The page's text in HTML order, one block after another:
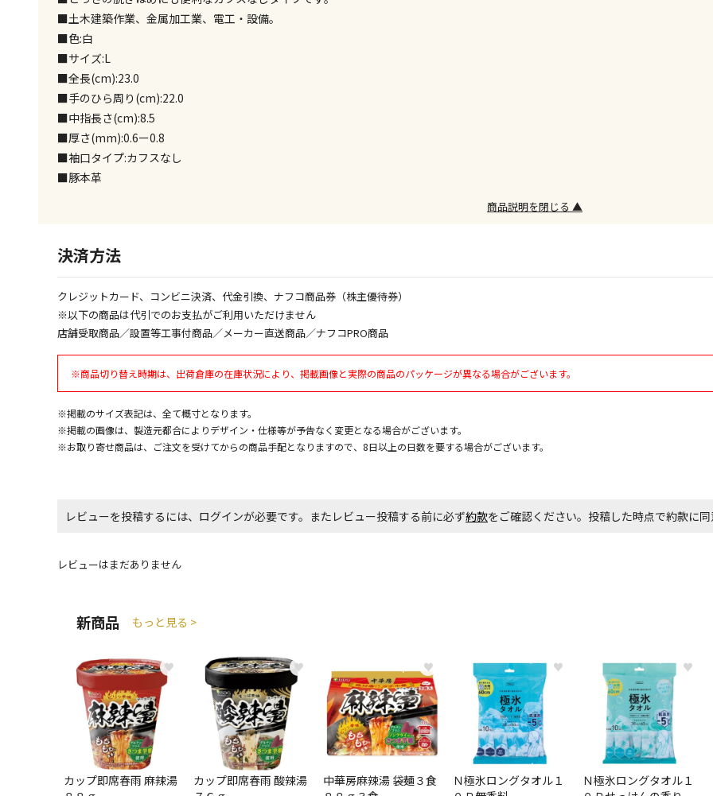
商品購入個数
■土木建築作業、金属加工業、電工・設備。
■色:白
■サイズ:L
■全長(cm):23.0
■手のひら周り(cm):22.0
■中指長さ(cm):8.5
■厚さ(mm):0.6ー0.8
■袖口タイプ:カフスなし
■豚本革
商品説明を閉じる ▲
決済方法
クレジットカード、コンビニ決済、代金引換、ナフコ商品券（株主優待券）
※以下の商品は代引でのお支払がご利用いただけません
店舗受取商品／設置等工事付商品／メーカー直送商品／ナフコPRO商品
※商品切り替え時期は、出荷倉庫の在庫状況により、掲載画像と実際の商品のパッケージが異なる場合がございます。
※掲載のサイズ表記は、全て概寸となります。
※掲載の画像は、製造元都合によりデザイン・仕様等が予告なく変更となる場合がございます。
※お取り寄せ商品は、ご注文を受けてからの商品手配となりますので、8日以上の日数を要する場合がございます。
レビューを投稿するには、ログインが必要です。またレビュー投稿する前に必ず約款をご確認ください。投稿した時点で約款
レビューはまだありません
新商品 もっと見る >
♥
カップ即席春雨 麻辣湯
♥
カップ即席春雨 酸辣湯
♥
中華房麻辣湯 袋麺３食
♥
Ｎ極氷ロングタオル１
♥
Ｎ極氷ロングタオル１